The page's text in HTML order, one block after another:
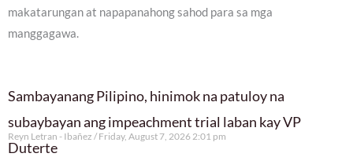
makatarungan at napapanahong sahod para sa mga
manggagawa.
Sambayanang Pilipino, hinimok na patuloy na
subaybayan ang impeachment trial laban kay VP
Duterte
Reyn Letran - Ibañez Friday, August 7, 2026 2:01 pm